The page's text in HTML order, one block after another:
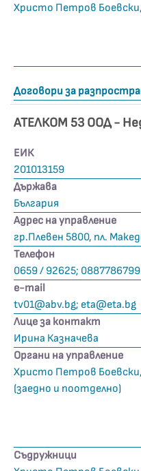
Христо Петров
Договори за
АТЕЛКОМ 53 ООД -
ЕИК
201013159
Държава
България
Адрес на управление
гр.Плевен 5800, пл.
Телефон
0659 / 92625; 0887786799
е-mail
tv01@abv.bg; eta@eta.bg
Лице за контакт
Ирина Казначева
Органи на управление
Христо Петров
(заедно и поотделно)
Съдружници